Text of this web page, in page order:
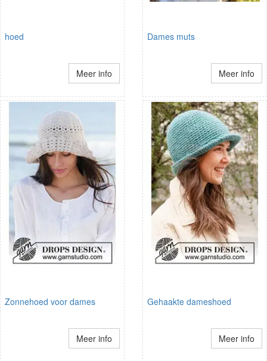
hoed
Meer info
Dames muts
Meer info
Zonnehoed voor dames
Meer info
Gehaakte dameshoed
Meer info